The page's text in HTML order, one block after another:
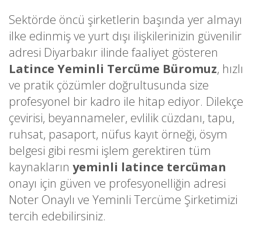
Sektörde öncü şirketlerin başında yer almayı
ilke edinmiş ve yurt dışı ilişkilerinizin güvenilir
adresi Diyarbakır ilinde faaliyet gösteren
Latince Yeminli Tercüme Büromuz, hızlı
ve pratik çözümler doğrultusunda size
profesyonel bir kadro ile hitap ediyor. Dilekçe
çevirisi, beyannameler, evlilik cüzdanı, tapu,
ruhsat, pasaport, nüfus kayıt örneği, ösym
belgesi gibi resmi işlem gerektiren tüm
kaynakların yeminli latince tercüman
onayı için güven ve profesyonelliğin adresi
Noter Onaylı ve Yeminli Tercüme Şirketimizi
tercih edebilirsiniz.